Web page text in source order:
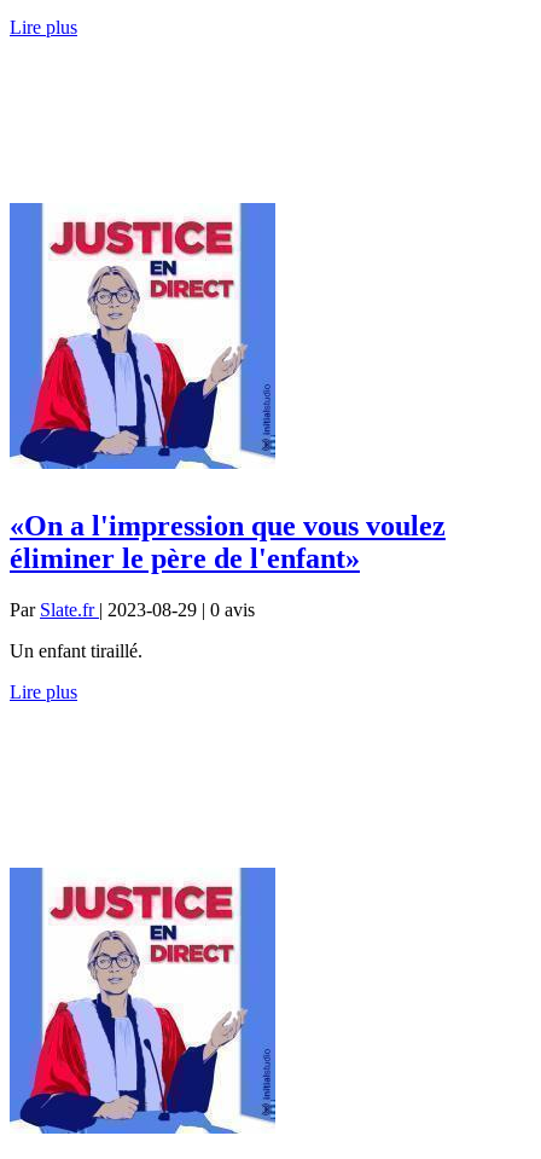
Lire plus
«On a l'impression que vous voulez
éliminer le père de l'enfant»
Par Slate.fr | 2023-08-29 | 0 avis
Un enfant tiraillé.
Lire plus